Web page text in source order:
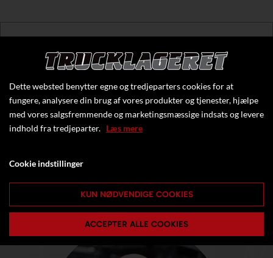
Klik her for at se flere specifikationer
Dette websted benytter egne og tredjeparters cookies for at
fungere, analysere din brug af vores produkter og tjenester, hjælpe
med vores salgsfremmende og marketingsmæssige indsats og levere
indhold fra tredjeparter. Læs mere
Cookie indstillinger
KUN NØDVENDIGE COOKIES
ACCEPTER ALLE COOKIES